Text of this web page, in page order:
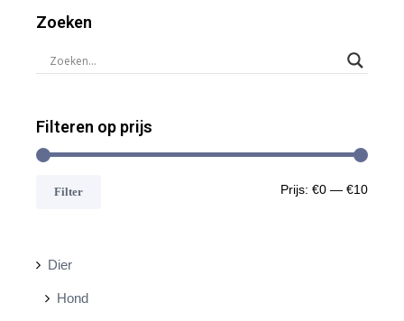
Zoeken
Filteren op prijs
MM
Filter Prijs: €0 — €10
Dier
Hond